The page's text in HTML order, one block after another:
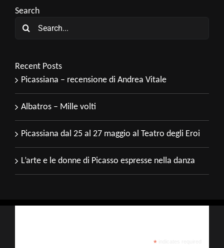
Search
Search
Recent Posts
Picassiana – recensione di Andrea Vitale
Albatros – Mille volti
Picassiana dal 25 al 27 maggio al Teatro degli Eroi
L’arte e le donne di Picasso espresse nella danza
*indicates required